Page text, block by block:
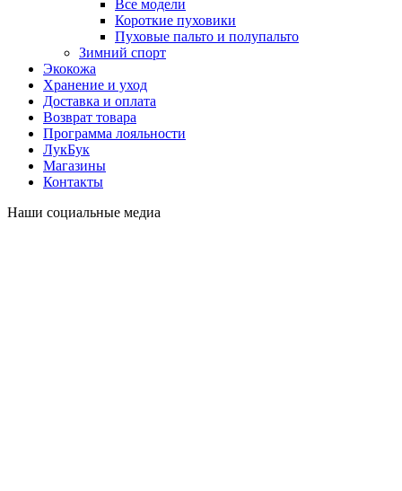
Все модели
Короткие пуховики
Пуховые пальто и полупальто
Зимний спорт
Экокожа
Хранение и уход
Доставка и оплата
Возврат товара
Программа лояльности
ЛукБук
Магазины
Контакты
Наши социальные медиа